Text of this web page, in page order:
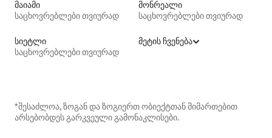
მაიამი
საცხოვრებლები თვიურად
მონრეალი
საცხოვრებლები თვიურად
სიეტლი
საცხოვრებლები თვიურად
მეტის ჩვენება
*შესაძლოა, ზოგან და ზოგიერთ ობიექტთან მიმართებით
არსებობდეს გარკვეული გამონაკლისები.